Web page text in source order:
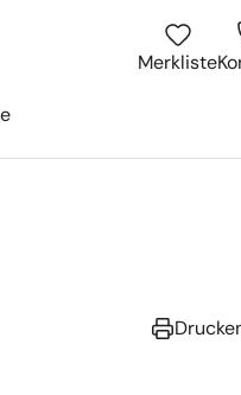
öffnen Merkliste